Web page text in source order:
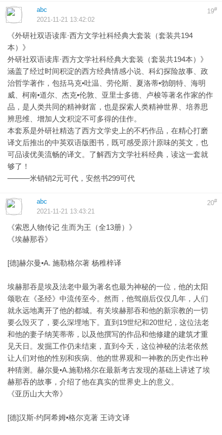
19#
abc
2021-11-21 13:42:02
《外研社双语读库·西方文学社科经典大套装（套装共194
本）》
外研社双语读库·西方文学社科经典大套装（套装共194本）》
涵盖了经过时间积淀的西方经典情感小说、科幻探险故事、政
治哲学著作，包括马克•吐温、劳伦斯、夏洛蒂•勃朗特、海明
威、柯南•道尔、杰克•伦敦、亚里士多德、卢梭等著名作家的作
品，是人类共同的精神财富，也是探索人类精神世界、培养思
辨思维、增加人文积淀不可多得的佳作。
本套系是外研社精选了西方文学史上的不朽作品，在精心打磨
译文后推出的中英双语版图书，既可感受原汁原味的英文，也
可品读优美流畅的译文。了解西方文学社科经典，读这一套就
够了！
———米销销2元可代，安然书299可代
20#
abc
2021-11-21 13:43:21
《索恩人物传记 生而为王（全13册）》
《埃赫那吞》
[德]赫尔曼•A. 施勒格尔著 杨稚梓译
埃赫那吞是埃及法老中最为著名也最为神秘的一位，他的太阳
颂歌在《圣经》中流传至今。然而，他驾崩后仅仅几年，人们
就永远地离开了他的都城。有关埃赫那吞和他的新宗教的一切
要么毁灭了，要么深埋地下。直到19世纪和20世纪，这位法老
和他的妻子纳芙蒂蒂，以及他撰写的作品和他修建的建筑才重
见天日。发掘工作仍未结束，直到今天，这位神秘的法老依然
让人们对他的性别和疾病、他的世界观和一神教的历史作出种
种猜测。赫尔曼•A.施勒格尔在最新考古发现的基础上讲述了埃
赫那吞的故事，介绍了他在真实的世界史上的意义。
《亚历山大大帝》
[德]汉斯-约阿希姆•格尔克著 王诗文译